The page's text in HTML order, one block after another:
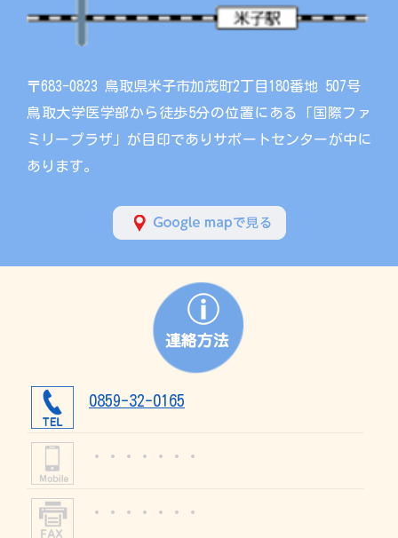
〒683-0823 鳥取県米子市加茂町2丁目180番地 507号
鳥取大学医学部から徒歩5分の位置にある「国際ファ
ミリープラザ」が目印でありサポートセンターが中に
あります。
0859-32-0165
・・・・・・・
・・・・・・・